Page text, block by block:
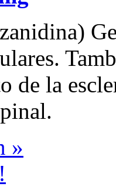
de la
»